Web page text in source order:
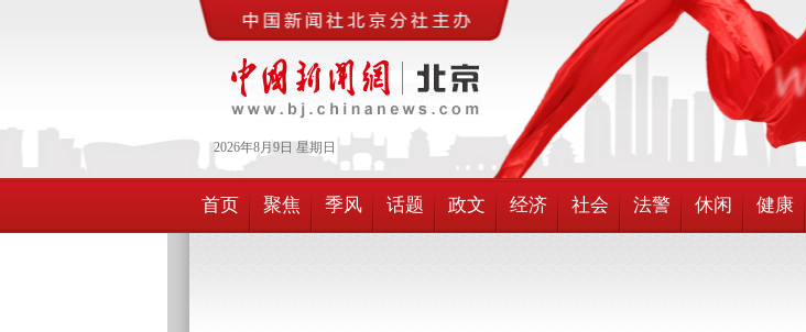
2026年8月 9日 星期日
首页 聚焦 季风 话题 政文 经济 社会 法警 休闲 健康